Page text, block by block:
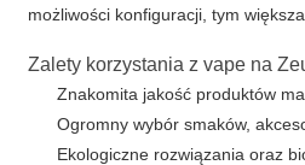
możliwości konfiguracji, tym
Zalety korzystania z vape na
Znakomita jakość produktów
Ogromny wybór smaków,
Ekologiczne rozwiązania oraz